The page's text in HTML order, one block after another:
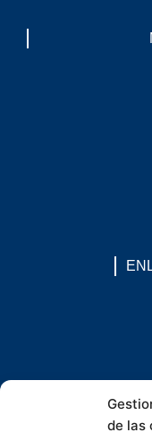
de las